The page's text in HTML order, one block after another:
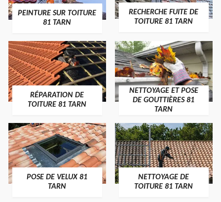
PEINTURE SUR TOITURE
81 TARN
RECHERCHE FUITE DE
TOITURE 81 TARN
RÉPARATION DE
TOITURE 81 TARN
NETTOYAGE ET POSE
DE GOUTTIÈRES 81
TARN
POSE DE VELUX 81
TARN
NETTOYAGE DE
TOITURE 81 TARN